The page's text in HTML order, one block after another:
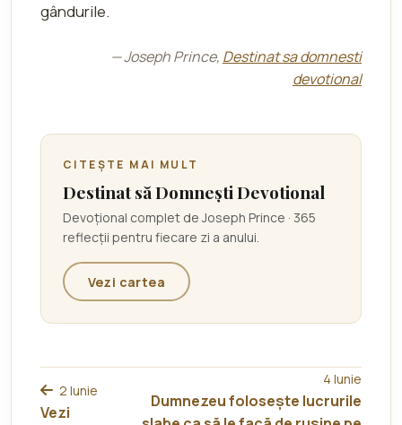
gândurile.
— Joseph Prince, Destinat sa domnesti
devotional
CITEȘTE MAI MULT
Destinat să Domnești Devotional
Devoțional complet de Joseph Prince · 365
reflecții pentru fiecare zi a anului.
Vezi cartea
2 Iunie
Vezi
4 Iunie
Dumnezeu folosește lucrurile